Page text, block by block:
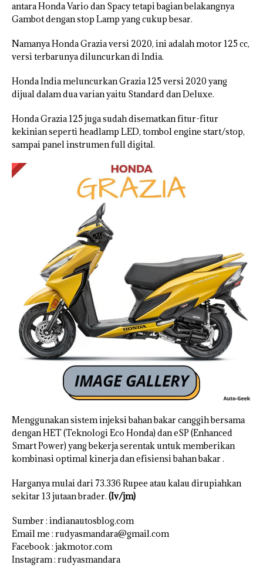
antara Honda Vario dan Spacy tetapi bagian belakangnya
Gambot dengan stop Lamp yang cukup besar.
Namanya Honda Grazia versi 2020, ini adalah motor 125 cc,
versi terbarunya diluncurkan di India.
Honda India meluncurkan Grazia 125 versi 2020 yang
dijual dalam dua varian yaitu Standard dan Deluxe.
Honda Grazia 125 juga sudah disematkan fitur-fitur
kekinian seperti headlamp LED, tombol engine start/stop,
sampai panel instrumen full digital.
Menggunakan sistem injeksi bahan bakar canggih bersama
dengan HET (Teknologi Eco Honda) dan eSP (Enhanced
Smart Power) yang bekerja serentak untuk memberikan
kombinasi optimal kinerja dan efisiensi bahan bakar .
Harganya mulai dari 73.336 Rupee atau kalau dirupiahkan
sekitar 13 jutaan brader. (Iv/jm)
Sumber : indianautosblog.com
Email me : rudyasmandara@gmail.com
Facebook : jakmotor.com
Instagram : rudyasmandara